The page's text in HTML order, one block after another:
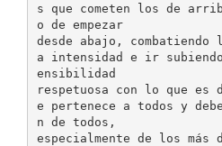
s que cometen los de
o de empezar
desde abajo,
a intensidad e ir
ensibilidad
respetuosa con lo que
e pertenece a todos y
n de todos,
especialmente de los más